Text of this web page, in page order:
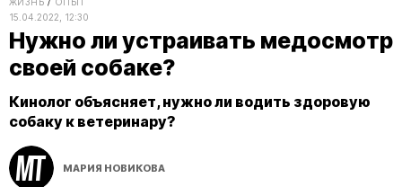
15.04.2022, 12:30
Нужно ли устраивать медосмотр
своей собаке?
Кинолог объясняет, нужно ли водить здоровую
собаку к ветеринару?
МАРИЯ НОВИКОВА